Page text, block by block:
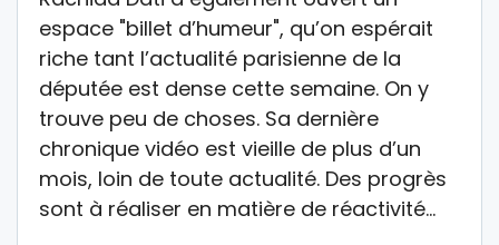
espace "billet d’humeur", qu’on espérait
riche tant l’actualité parisienne de la
députée est dense cette semaine. On y
trouve peu de choses. Sa dernière
chronique vidéo est vieille de plus d’un
mois, loin de toute actualité. Des progrès
sont à réaliser en matière de réactivité…